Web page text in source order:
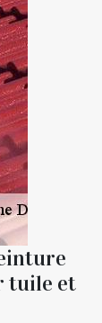
tuile et